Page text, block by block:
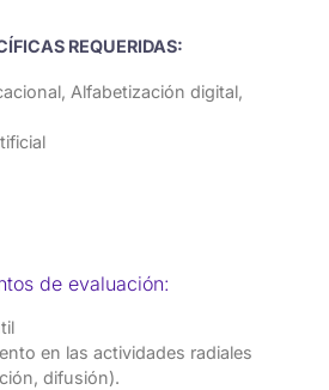
REQUERIDAS:
Alfabetización digital,
de evaluación:
en las actividades radiales
difusión).